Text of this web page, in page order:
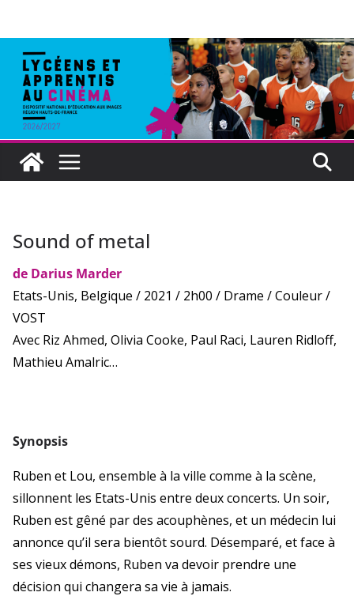
Sound of metal
de Darius Marder
Etats-Unis, Belgique / 2021 / 2h00 / Drame / Couleur /
VOST
Avec Riz Ahmed, Olivia Cooke, Paul Raci, Lauren Ridloff,
Mathieu Amalric…
Synopsis
Ruben et Lou, ensemble à la ville comme à la scène,
sillonnent les Etats-Unis entre deux concerts. Un soir,
Ruben est gêné par des acouphènes, et un médecin lui
annonce qu’il sera bientôt sourd. Désemparé, et face à
ses vieux démons, Ruben va devoir prendre une
décision qui changera sa vie à jamais.